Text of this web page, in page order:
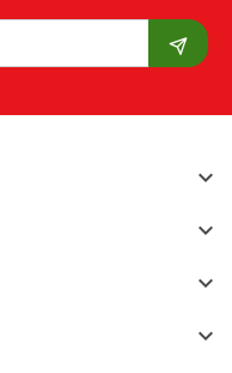



